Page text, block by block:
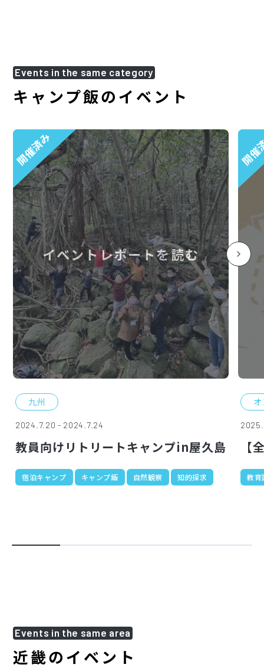
Events in the same category
キャンプ飯のイベント
開催済み
イベントレポートを読む
九州
2024.7.20 - 2024.7.24
教員向けリトリートキャンプin屋久島
宿泊キャンプ キャンプ飯 自然観察 知的探求
開
【
教育
Events in the same area
近畿のイベント